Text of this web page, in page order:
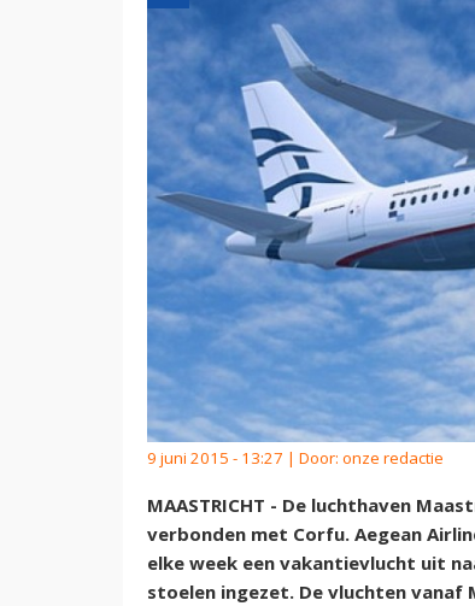
9 juni 2015 - 13:27 | Door: onze redactie
MAASTRICHT - De luchthaven
verbonden met Corfu. Aegean
elke week een vakantievlucht uit
stoelen ingezet. De vluchten